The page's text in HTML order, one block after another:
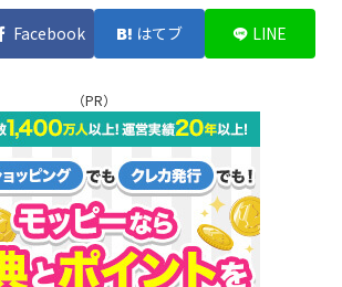
Facebook はてブ LINE
（PR）